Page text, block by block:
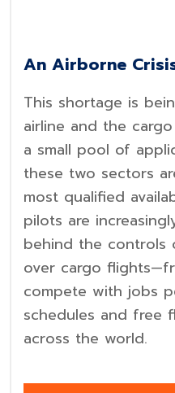
An Airborne
This shortage is
airline and the
a small pool of
these two sectors
most qualified
pilots are
behind the controls
over cargo
compete with jobs
schedules and free
across the world.